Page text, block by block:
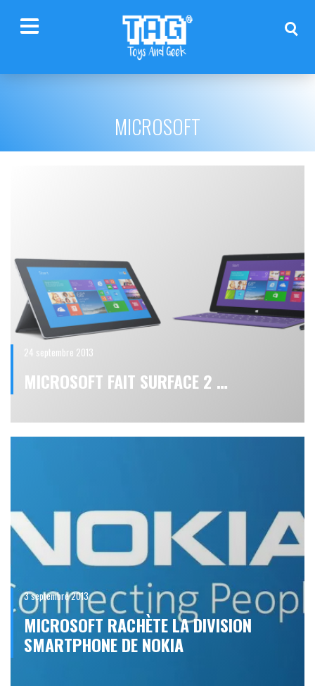
MICROSOFT
24 septembre 2013
MICROSOFT FAIT SURFACE 2 …
3 septembre 2013
MICROSOFT RACHÈTE LA DIVISION
SMARTPHONE DE NOKIA